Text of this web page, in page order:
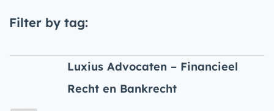
Filter by tag:
Luxius Advocaten – Financieel
Recht en Bankrecht